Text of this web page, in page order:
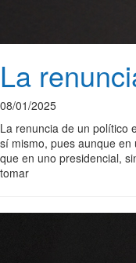
La
08/01/2025
La renuncia de un político
sí mismo, pues aunque
que en uno presidencial,
tomar